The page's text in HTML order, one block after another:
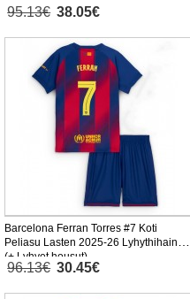
95.13€ 38.05€
Barcelona Ferran Torres #7 Koti
Peliasu Lasten 2025-26 Lyhythihainen
(+ Lyhyet housut)
96.13€ 30.45€